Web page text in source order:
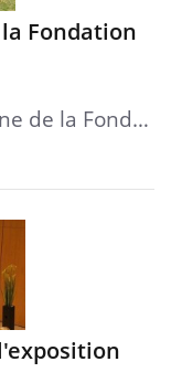
Fondation
de la Fond…